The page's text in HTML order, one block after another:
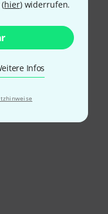
hier) widerrufen.
Infos
Nachnahme,
Sofort bezahlen